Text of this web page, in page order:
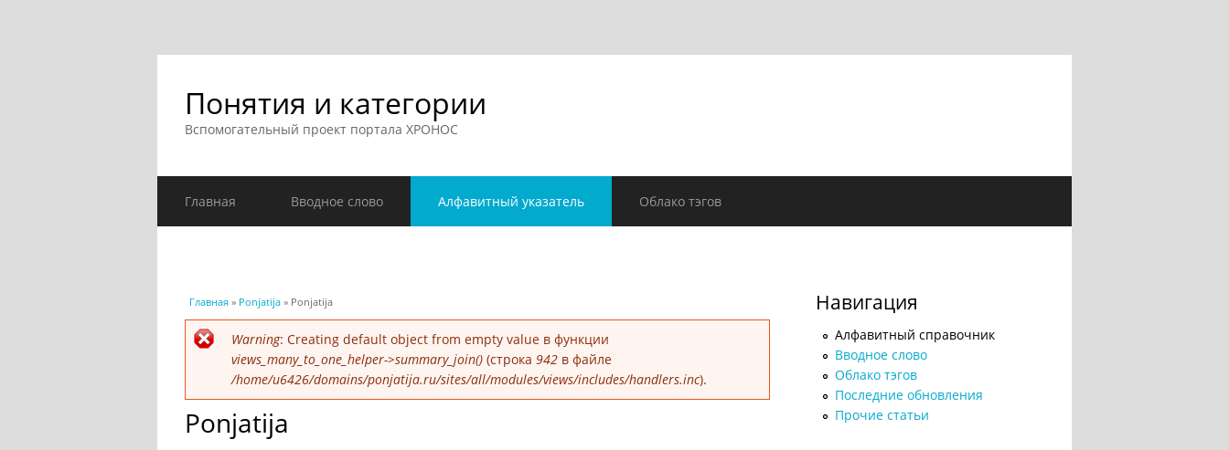
Понятия и категории
Вспомогательный проект портала ХРОНОС
Главная Вводное слово Алфавитный указатель Облако тэгов
Вы здесь
Главная » Ponjatija » Ponjatija
Сообщение об ошибке
Warning: Creating default object from empty value в функции
views_many_to_one_helper->summary_join() (строка 942 в файле
/home/u6426/domains/ponjatija.ru/sites/all/modules/views/includes/handlers.inc).
Ponjatija
Навигация
Алфавитный справочник
Вводное слово
Облако тэгов
Последние обновления
Прочие статьи